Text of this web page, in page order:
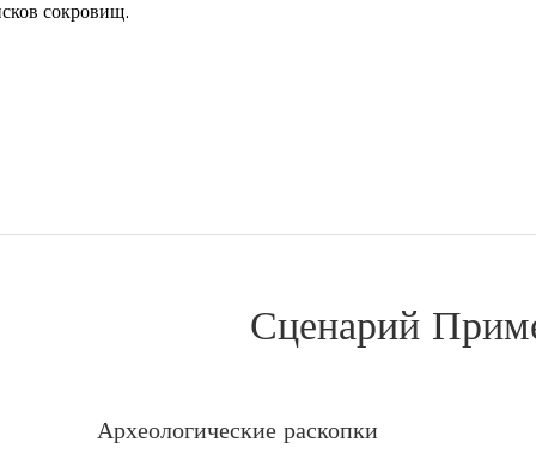
сокровищ.
Сценарий
Археологические раскопки